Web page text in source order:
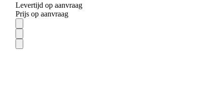
Levertijd op aanvraag
Prijs op aanvraag